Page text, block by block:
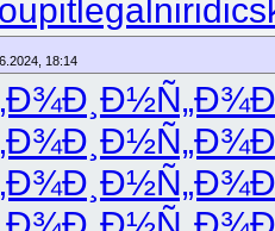
18:14
Ð¸Ð½Ñ„Ð¾
Ð¸Ð½Ñ„Ð¾
Ð¸Ð½Ñ„Ð¾